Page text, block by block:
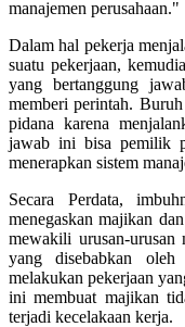
manajemen perusahaan."
Dalam hal pekerja
suatu pekerjaan,
yang bertanggung
memberi perintah.
pidana karena
jawab ini bisa pemilik
menerapkan sistem
Secara Perdata,
menegaskan majikan
mewakili urusan-urusan
yang disebabkan
melakukan pekerjaan
ini membuat majikan
terjadi kecelakaan kerja.